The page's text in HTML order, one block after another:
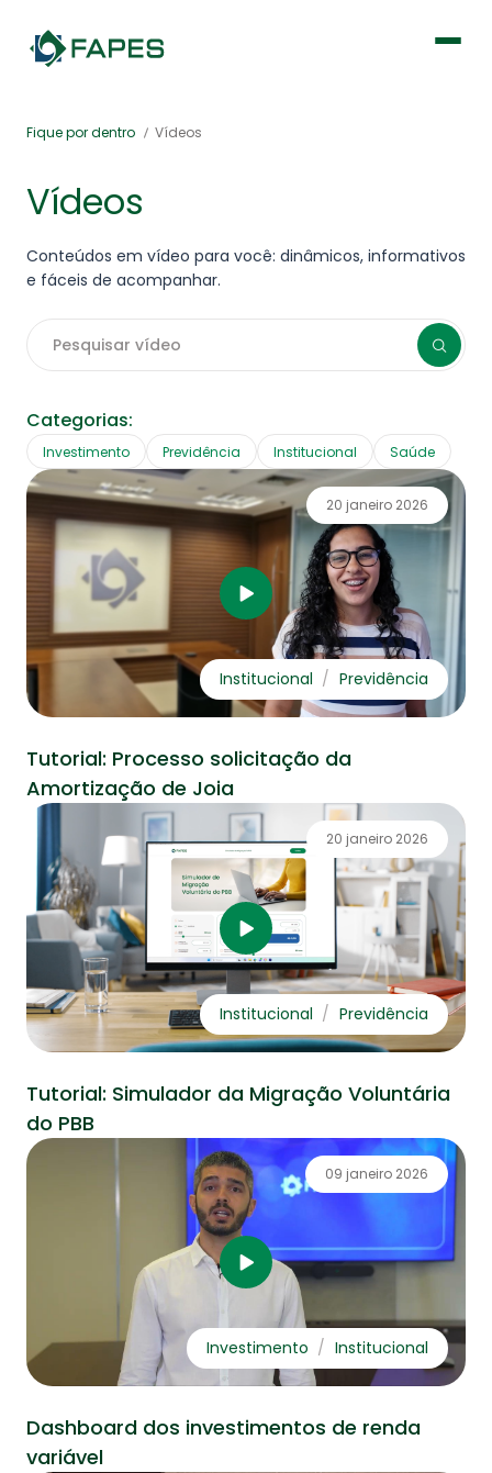
Institucional
Fique por dentro
Previdência
Saúde
Portal de Serviços
Fale Conosco
Fique por dentro Vídeos
Vídeos
Conteúdos em vídeo para você: dinâmicos, informativos
e fáceis de acompanhar.
Pesquisar vídeo
Categorias:
Investimento Previdência Institucional Saúde
20 janeiro 2026
Institucional Previdência
Tutorial: Processo solicitação da
Amortização de Joia
20 janeiro 2026
Institucional Previdência
Tutorial: Simulador da Migração Voluntária
do PBB
09 janeiro 2026
Investimento Institucional
Dashboard dos investimentos de renda
variável